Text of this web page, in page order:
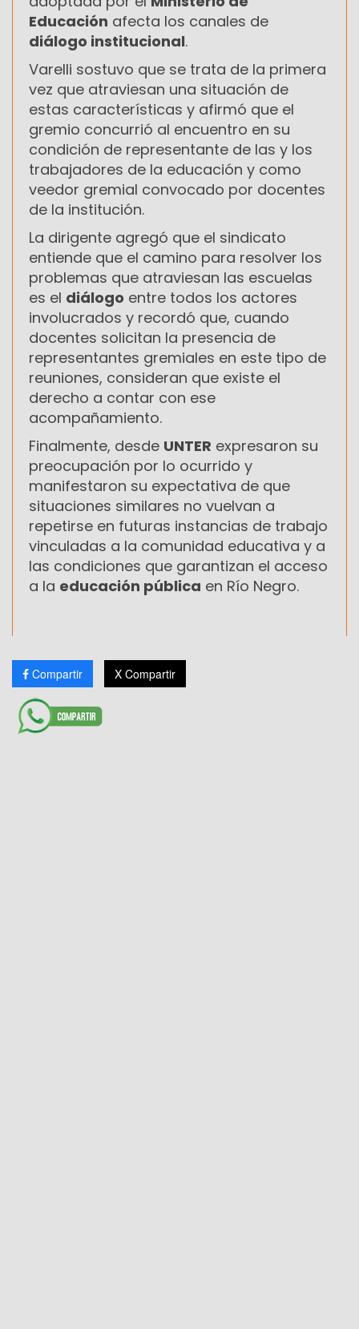
Educación afecta los canales de
diálogo institucional.
Varelli sostuvo que se trata de la primera
vez que atraviesan una situación de
estas características y afirmó que el
gremio concurrió al encuentro en su
condición de representante de las y los
trabajadores de la educación y como
veedor gremial convocado por docentes
de la institución.
La dirigente agregó que el sindicato
entiende que el camino para resolver los
problemas que atraviesan las escuelas
es el diálogo entre todos los actores
involucrados y recordó que, cuando
docentes solicitan la presencia de
representantes gremiales en este tipo de
reuniones, consideran que existe el
derecho a contar con ese
acompañamiento.
Finalmente, desde UNTER expresaron su
preocupación por lo ocurrido y
manifestaron su expectativa de que
situaciones similares no vuelvan a
repetirse en futuras instancias de trabajo
vinculadas a la comunidad educativa y a
las condiciones que garantizan el acceso
a la educación pública en Río Negro.
Compartir X Compartir